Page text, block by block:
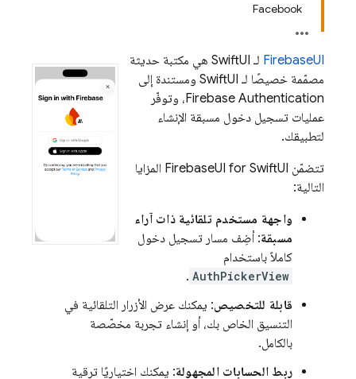
Facebook
‫FirebaseUI
لـ SwiftUI هي مكتبة حديثة
مصمّمة خصيصًا لـ SwiftUI ومستندة إلى
Firebase Authentication، وتوفّر
عمليات تسجيل دخول مسبقة الإنشاء
لتطبيقك.
تتضمّن FirebaseUI for SwiftUI المزايا
التالية:
واجهة مستخدم تلقائية ذات آراء
مسبقة: أضِف مسار تسجيل دخول
كاملاً باستخدام
AuthPickerView
.
قابلة للتخصيص: يمكنك عرض الأزرار التلقائية في
التنسيق الخاص بك، أو إنشاء تجربة مخصّصة
بالكامل.
ربط الحسابات المجهولة: يمكنك اختياريًا ترقية